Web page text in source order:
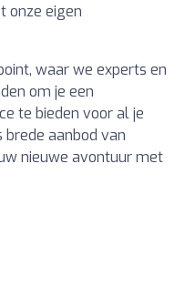
onze eigen
waar we experts en
om je een
te bieden voor al je
aanbod van
nieuwe avontuur met